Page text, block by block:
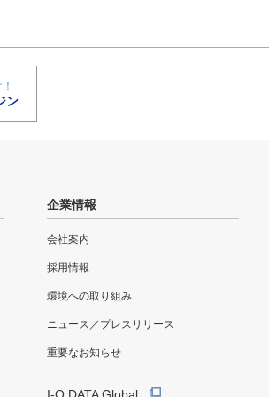
ン
企業情報
会社案内
採用情報
環境への取り組み
ニュース／プレスリリース
重要なお知らせ